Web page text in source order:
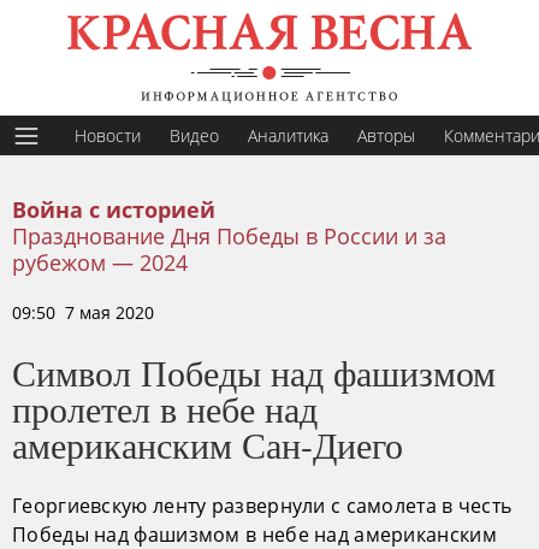
Новости Видео Аналитика Авторы
Война с историей
Празднование Дня Победы в России и за
рубежом — 2024
09:50 7 мая 2020
Символ Победы над фашизмом
пролетел в небе над
американским Сан-Диего
Георгиевскую ленту развернули с самолета в честь
Победы над фашизмом в небе над американским